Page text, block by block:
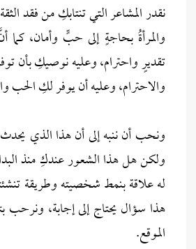
نقدر المشاعر التي تنتابكِ من فقد
والمرأةُ بحاجةٍ إلى حبٍّ وأمان، كما
تقديرٍ واحترام، وعليه نوصيكِ بأن
والاحترام، وعليه أن يوفر لكِ الحب
ونحب أن ننبه إلى أن هذا الذي
ولكن هل هذا الشعور عندكِ منذ
له علاقة بنمط شخصيته وطريقة
هذا سؤال يحتاج إلى إجابة، ونرحب
الموقع.